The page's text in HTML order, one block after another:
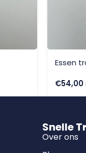
Essen
€54,00
Snelle
Over ons